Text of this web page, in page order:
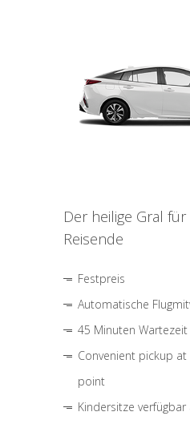
Der heilige Gral
Reisende
Festpreis
Automatische
45 Minuten
Convenient pickup
point
Kindersitze verfügbar